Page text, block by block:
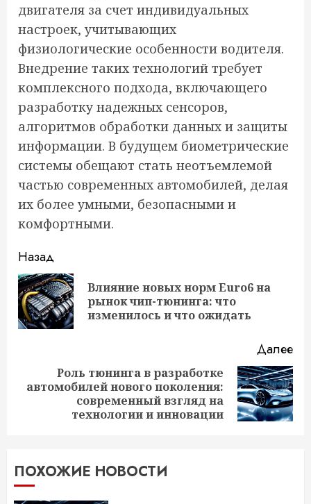
двигателя за счет индивидуальных
настроек, учитывающих
физиологические особенности водителя.
Внедрение таких технологий требует
комплексного подхода, включающего
разработку надежных сенсоров,
алгоритмов обработки данных и защиты
информации. В будущем биометрические
системы обещают стать неотъемлемой
частью современных автомобилей, делая
их более умными, безопасными и
комфортными.
Продолжить
чтение
Назад
Влияние новых норм Euro6 на
рынок чип-тюнинга: что
изменилось и что ожидать
Далее
Следующая
Роль тюнинга в разработке
автомобилей нового поколения:
современный взгляд на
технологии и инновации
ПОХОЖИЕ НОВОСТИ